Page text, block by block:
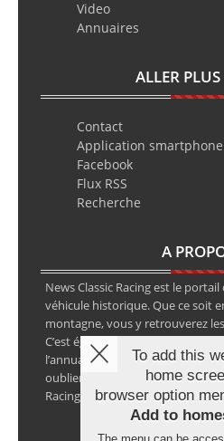
Video
Annuaires
ALLER
Contact
Application smartphone
Facebook
Flux RSS
Recherche
A
News Classic Racing est le portail
véhicule historique. Que ce soit
montagne, vous y retrouverez
C’est également le calendrier
l’annuaire des spécialistes de la
oublier les petites annonces
Racing Annonces.
To add this
home
browser option
Add to